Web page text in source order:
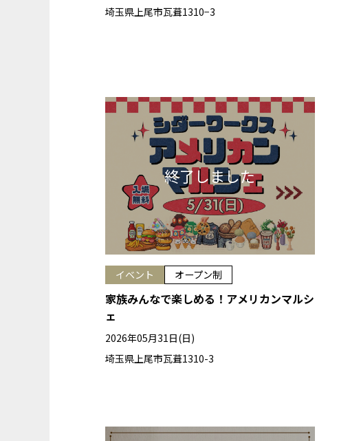
埼玉県上尾市瓦葺1310−3
イベント オープン制
家族みんなで楽しめる！アメリカンマルシ
ェ
2026年05月31日(日)
埼玉県上尾市瓦葺1310-3